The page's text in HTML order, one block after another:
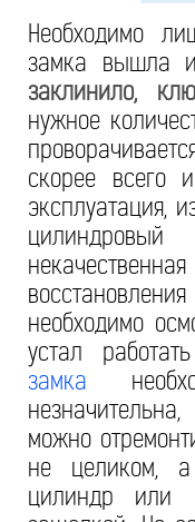
Необходимо
замка вышла
заклинило,
нужное
скорее всего
эксплуатация,
необходимо
устал
замка
можно
не целиком, а
цилиндр или